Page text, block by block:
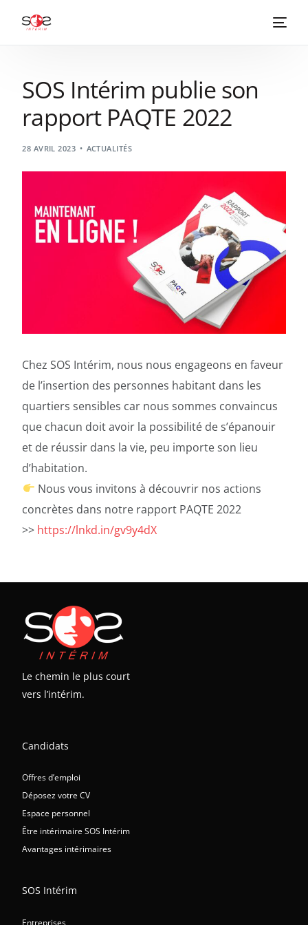
SOS Intérim publie son
rapport PAQTE 2022
28 AVRIL 2023 ACTUALITÉS
Chez SOS Intérim, nous nous engageons en faveur
de l’insertion des personnes habitant dans les
quartiers sensibles car nous sommes convaincus
que chacun doit avoir la possibilité de s’épanouir
et de réussir dans la vie, peu importe son lieu
d’habitation.
Nous vous invitons à découvrir nos actions
concrètes dans notre rapport PAQTE 2022
>> https://lnkd.in/gv9y4dX
Le chemin le plus court
vers l’intérim.
Candidats
Offres d’emploi
Déposez votre CV
Espace personnel
Être intérimaire SOS Intérim
Avantages intérimaires
SOS Intérim
Entreprises